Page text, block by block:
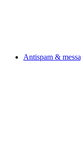
Antispam &